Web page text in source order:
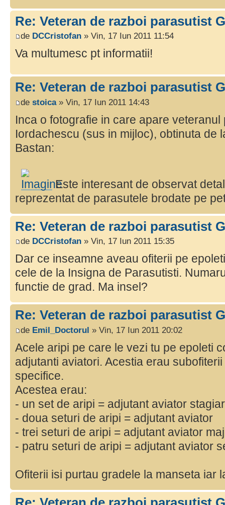
Re: Veteran de razboi parasutist
de DCCristofan » Vin, 17 Iun 2011 11:54
Va multumesc pt informatii!
Re: Veteran de razboi parasutist
de stoica» Vin, 17 Iun 2011 14:43
Inca o fotografie in care apare
Iordachescu (sus in mijloc), obtinuta de
Bastan:
Este interesant de observat
reprezentat de parasutele brodate pe
Re: Veteran de razboi parasutist
de DCCristofan » Vin, 17 Iun 2011 15:35
Dar ce inseamne aveau ofiterii pe
cele de la Insigna de Parasutisti.
functie de grad. Ma insel?
Re: Veteran de razboi parasutist
de Emil_Doctorul » Vin, 17 Iun 2011 20:02
Acele aripi pe care le vezi tu pe epoleti
adjutanti aviatori. Acestia erau
specifice.
Acestea erau:
- un set de aripi = adjutant aviator stagiar
- doua seturi de aripi = adjutant aviator
- trei seturi de aripi = adjutant aviator
- patru seturi de aripi = adjutant aviator
Ofiterii isi purtau gradele la manseta iar